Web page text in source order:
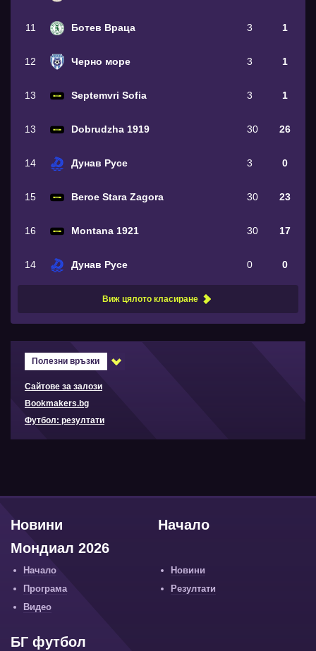
11 Ботев Враца 3 1
12 Черно море 3 1
13 Septemvri Sofia 3 1
13 Dobrudzha 1919 30 26
14 Дунав Русе 3 0
15 Beroe Stara Zagora 30 23
16 Montana 1921 30 17
14 Дунав Русе 0 0
Виж цялото класиране
Полезни връзки
Сайтове за залози
Bookmakers.bg
Футбол: резултати
Начало
Новини
Мондиал 2026
Начало
Новини
Програма
Резултати
Видео
БГ футбол